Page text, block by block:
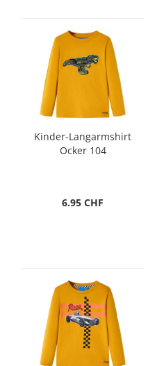
Kinder-Langarmshirt
Ocker 104
6.95 CHF